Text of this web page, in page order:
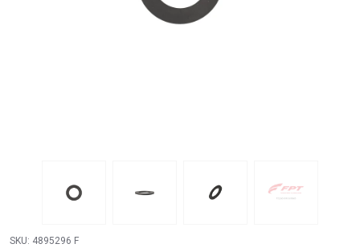
SKU: 4895296 F